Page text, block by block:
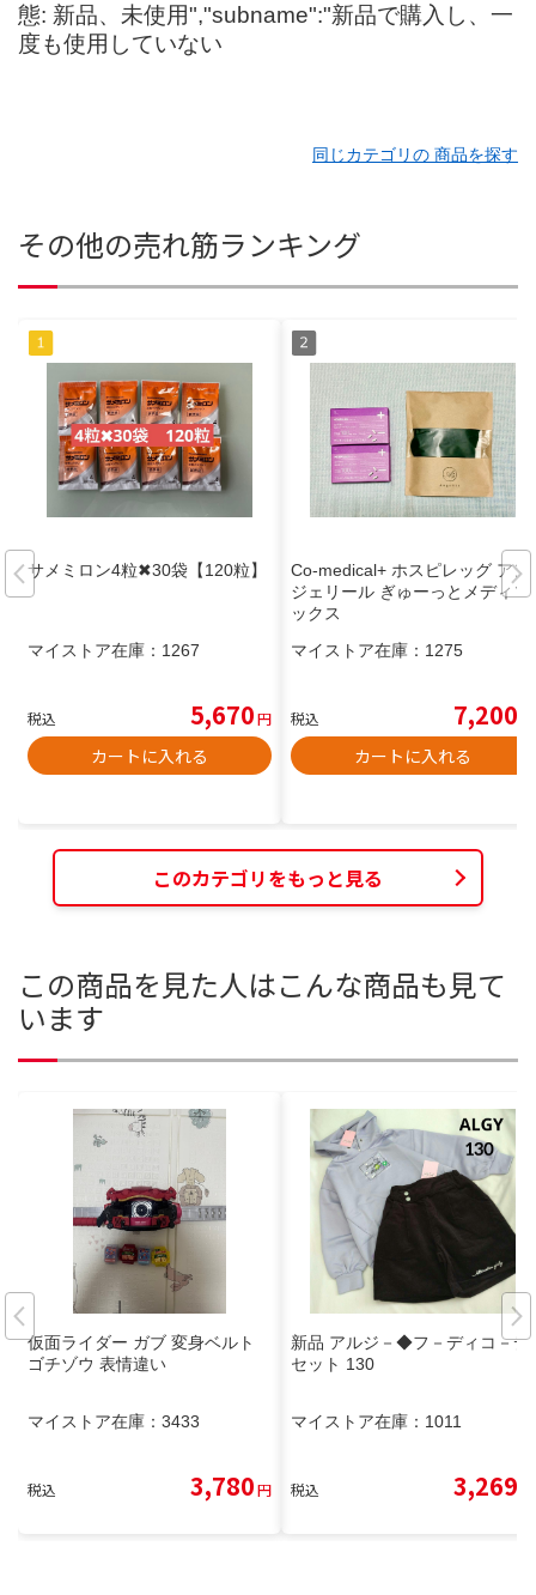
態: 新品、未使用","subname":"新品で購入し、一
度も使用していない
同じカテゴリの 商品を探す
その他の売れ筋ランキング
サメミロン4粒✖︎30袋【120粒】
マイストア在庫： 1267
税込 5,670円
カートに入れる
Co-medical+ ホスピレッグ アン
ジェリール ぎゅーっとメディソ
ックス
マイストア在庫： 1275
税込 7,200
カートに入れる
このカテゴリをもっと見る
この商品を見た人はこんな商品も見て
います
仮面ライダー ガブ 変身ベルト
ゴチゾウ 表情違い
マイストア在庫： 3433
税込 3,780円
新品 アルジ－◆フ－ディコ－デ
セット 130
マイストア在庫： 1011
税込 3,269